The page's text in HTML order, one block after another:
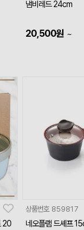
냄비레드 24cm
20,500원 ~
20
상품번호 859817
네오플램 드셰프